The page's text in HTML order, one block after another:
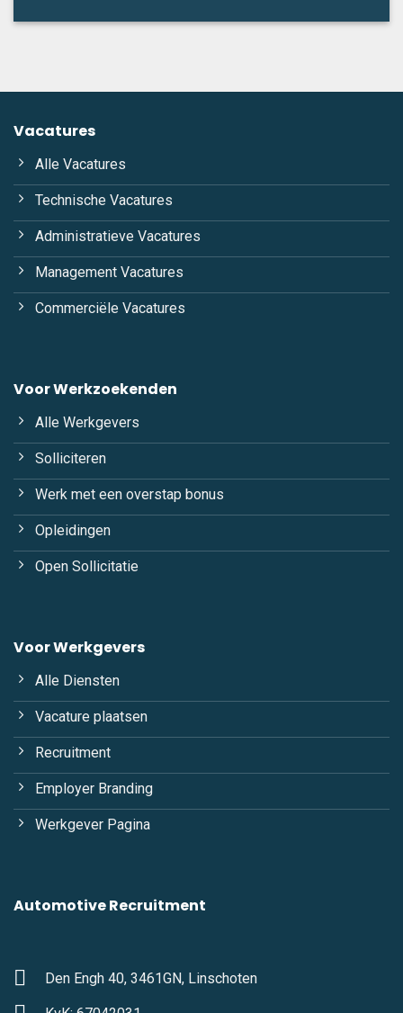
Vacatures
Alle Vacatures
Technische Vacatures
Administratieve Vacatures
Management Vacatures
Commerciële Vacatures
Voor Werkzoekenden
Alle Werkgevers
Solliciteren
Werk met een overstap bonus
Opleidingen
Open Sollicitatie
Voor Werkgevers
Alle Diensten
Vacature plaatsen
Recruitment
Employer Branding
Werkgever Pagina
Automotive Recruitment
Den Engh 40, 3461GN, Linschoten